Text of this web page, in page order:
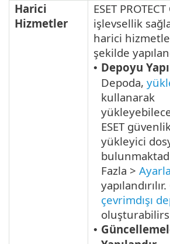
Harici
Hizmetler
ESET
işlevsellik
harici
şekilde
• Depoyu
Depoda,
kullanarak
ESET
yükleyici
Fazla >
çevrimdışı
•